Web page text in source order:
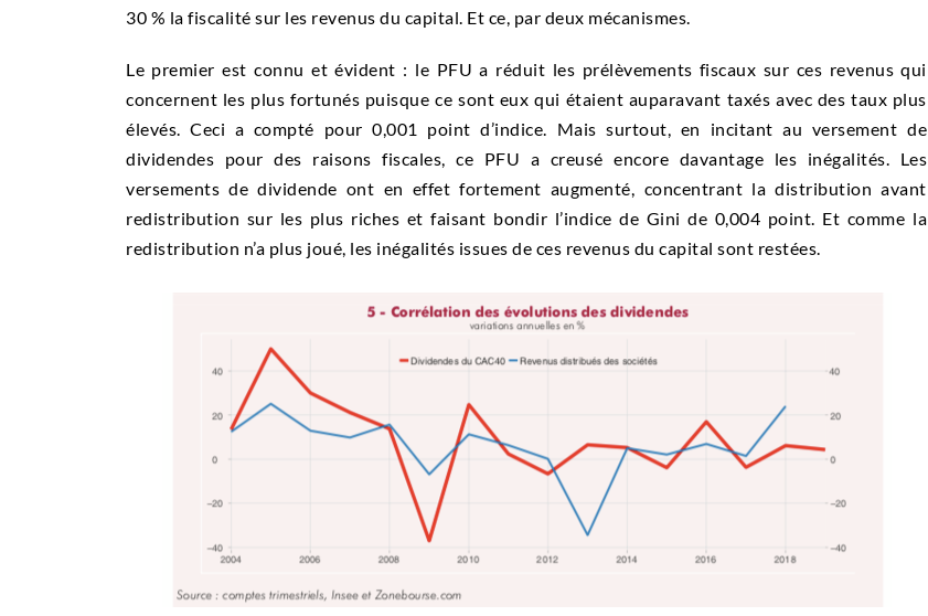
30 % la fiscalité sur les revenus du capital. Et ce, par deux mécanismes.
Le premier est connu et évident : le PFU a réduit les prélèvements fiscaux sur ces revenus qui
concernent les plus fortunés puisque ce sont eux qui étaient auparavant taxés avec des taux plus
élevés. Ceci a compté pour 0,001 point d’indice. Mais surtout, en incitant au versement de
dividendes pour des raisons fiscales, ce PFU a creusé encore davantage les inégalités. Les
versements de dividende ont en effet fortement augmenté, concentrant la distribution avant
redistribution sur les plus riches et faisant bondir l’indice de Gini de 0,004 point. Et comme la
redistribution n’a plus joué, les inégalités issues de ces revenus du capital sont restées.